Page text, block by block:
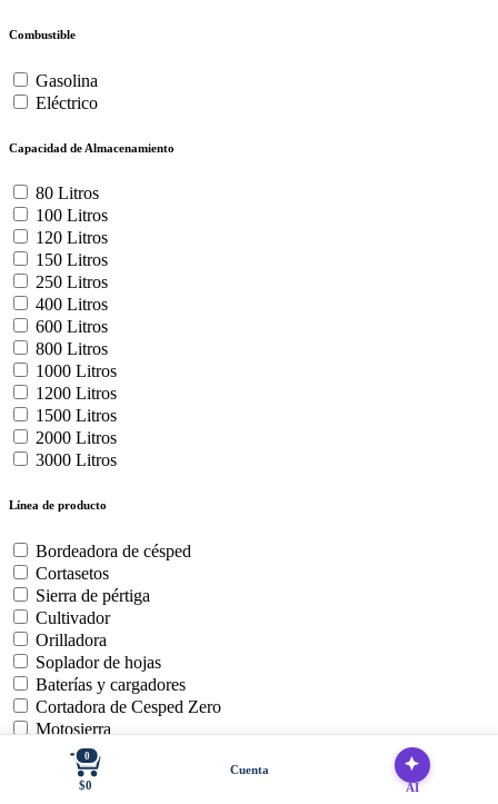
Combustible
Gasolina
Eléctrico
Capacidad de Almacenamiento
80 Litros
100 Litros
120 Litros
150 Litros
250 Litros
400 Litros
600 Litros
800 Litros
1000 Litros
1200 Litros
1500 Litros
2000 Litros
3000 Litros
Línea de producto
Bordeadora de césped
Cortasetos
Sierra de pértiga
Cultivador
Orilladora
Soplador de hojas
Baterías y cargadores
Cortadora de Cesped Zero
Motosierra
Uso del producto
0
$0
Cuenta
AI